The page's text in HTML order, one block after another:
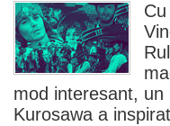
mod interesant,
Kurosawa a